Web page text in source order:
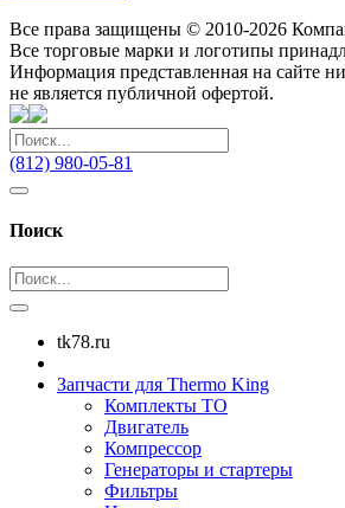
Все права защищены © 2010-2026
Все торговые марки и логотипы
Информация представленная на сайте
не является публичной офертой.
(812) 980-05-81
Поиск
tk78.ru
Запчасти для Thermo King
Комплекты ТО
Двигатель
Компрессор
Генераторы и стартеры
Фильтры